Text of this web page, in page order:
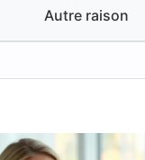
Autre raison